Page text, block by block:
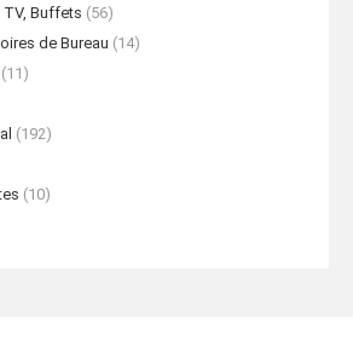
Buffets (56)
de Bureau (14)
(11)
(192)
(10)